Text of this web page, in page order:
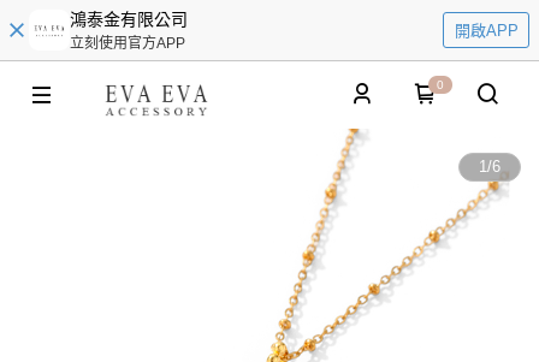
鴻泰金有限公司
立刻使用官方APP
開啟APP
0
1/6